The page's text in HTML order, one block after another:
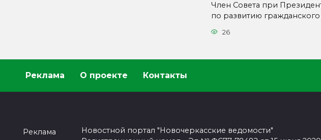
Член Совета при
по развитию гражданского
26
Реклама О проекте Контакты
Реклама
Новостной портал "Новочеркасские ведомости"